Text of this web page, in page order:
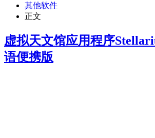
其他软件
正文
虚拟天文馆应用程序
语便携版